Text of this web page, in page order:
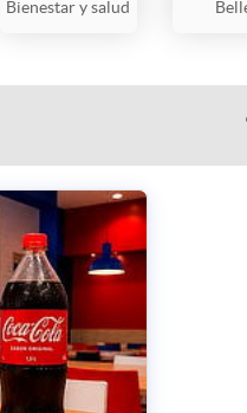
Bienestar y salud